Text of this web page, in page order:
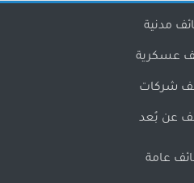
مدنية
عسكرية
شركات
عن بُعد
عامة